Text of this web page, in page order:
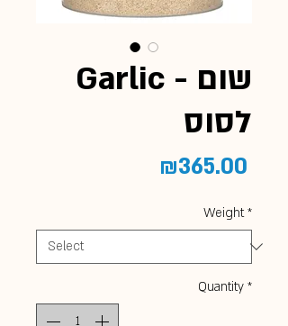
Garlic - שום
לסוס
₪365.00
Weight *
Quantity *